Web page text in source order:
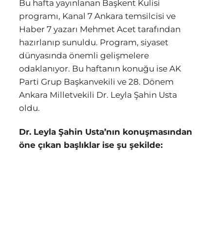
Bu hafta yayınlanan Başkent Kulisi
programı, Kanal 7 Ankara temsilcisi ve
Haber 7 yazarı Mehmet Acet tarafından
hazırlanıp sunuldu. Program, siyaset
dünyasında önemli gelişmelere
odaklanıyor. Bu haftanın konuğu ise AK
Parti Grup Başkanvekili ve 28. Dönem
Ankara Milletvekili Dr. Leyla Şahin Usta
oldu.
Dr. Leyla Şahin Usta’nın konuşmasından
öne çıkan başlıklar ise şu şekilde: